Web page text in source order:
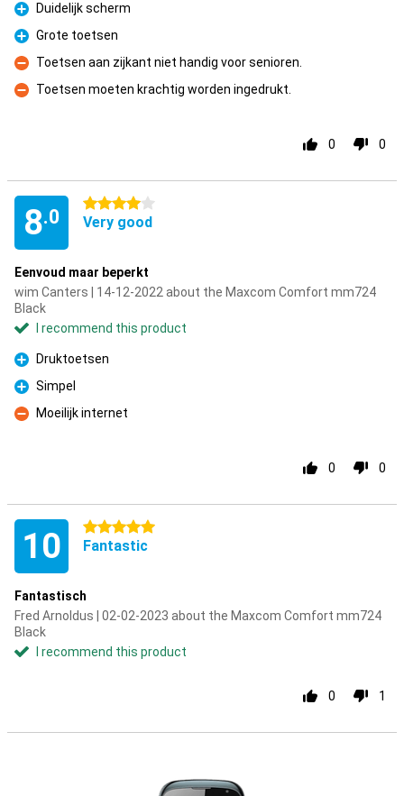
Pro
Duidelijk scherm
Pro
Grote toetsen
Con
Toetsen aan zijkant niet handig voor senioren.
Con
Toetsen moeten krachtig worden ingedrukt.
0 0
8.0
4 stars
Very good
Eenvoud maar beperkt
wim Canters | 14-12-2022 about the Maxcom Comfort mm724
Black
I recommend this product
Pro
Druktoetsen
Pro
Simpel
Con
Moeilijk internet
0 0
10 5 stars
Fantastic
Fantastisch
Fred Arnoldus | 02-02-2023 about the Maxcom Comfort mm724
Black
I recommend this product
0 1